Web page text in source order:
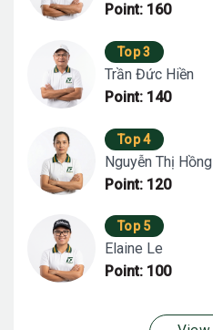
Point: 160
Top 3
Trần Đức Hiền
Point: 140
Top 4
Nguyễn Thị Hồng
Point: 120
Top 5
Elaine Le
Point: 100